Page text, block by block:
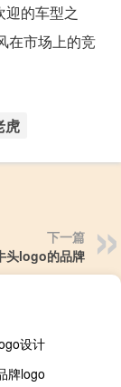
的车型之
在市场上的竞
虎
下一篇
头logo的品牌
设计
牌logo